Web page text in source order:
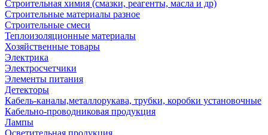
Строительная химия (смазки, реагенты, масла и др)
Строительные материалы разное
Строительные смеси
Теплоизоляционные материалы
Хозяйственные товары
Электрика
Электросчетчики
Элементы питания
Детекторы
Кабель-каналы,металлорукава, трубки, коробки установочные
Кабельно-проводниковая продукция
Лампы
Осветительная продукция